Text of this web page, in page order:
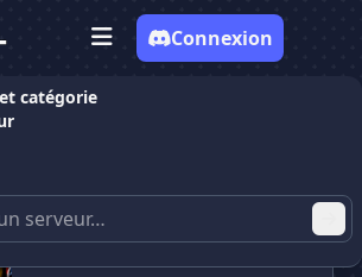
catégorie
Connexion
Discord RolePlay